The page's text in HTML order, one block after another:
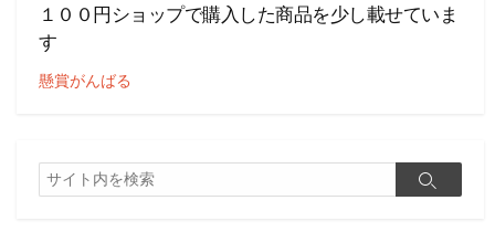
１００円ショップで購入した商品を少し載せていま
す
懸賞がんばる
検
索
検